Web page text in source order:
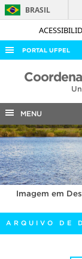
BRASIL
PORTAL UFPEL
ACESSO À
COBALTO
CONCURSOS
EDITAIS
INTERNACIONAL
OUVIDORIA
PORTARIAS
TELEFONES
MENU
Imagem em
ARQUIVO DE